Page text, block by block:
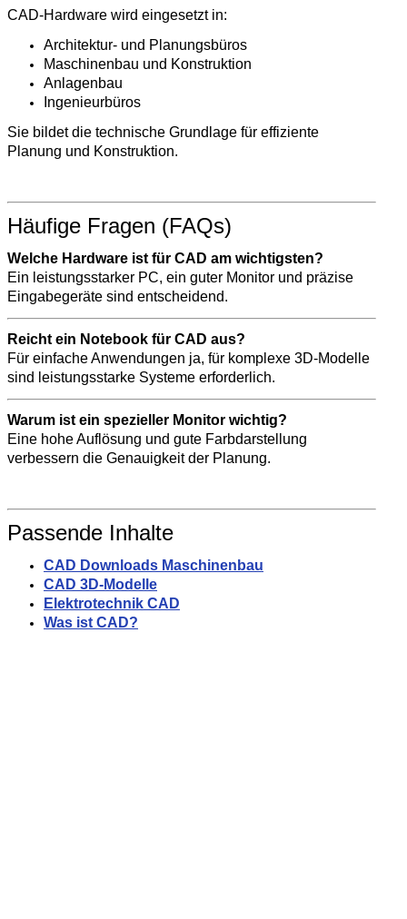
CAD-Hardware wird eingesetzt in:
Architektur- und Planungsbüros
Maschinenbau und Konstruktion
Anlagenbau
Ingenieurbüros
Sie bildet die technische Grundlage für effiziente
Planung und Konstruktion.
Häufige Fragen (FAQs)
Welche Hardware ist für CAD am wichtigsten?
Ein leistungsstarker PC, ein guter Monitor und präzise
Eingabegeräte sind entscheidend.
Reicht ein Notebook für CAD aus?
Für einfache Anwendungen ja, für komplexe 3D-Modelle
sind leistungsstarke Systeme erforderlich.
Warum ist ein spezieller Monitor wichtig?
Eine hohe Auflösung und gute Farbdarstellung
verbessern die Genauigkeit der Planung.
Passende Inhalte
CAD Downloads Maschinenbau
CAD 3D-Modelle
Elektrotechnik CAD
Was ist CAD?